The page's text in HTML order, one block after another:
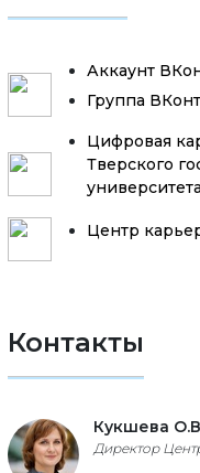
Аккаунт
Группа
Цифровая
Тверского
университета
Центр
Контакты
Кукшева
Директор